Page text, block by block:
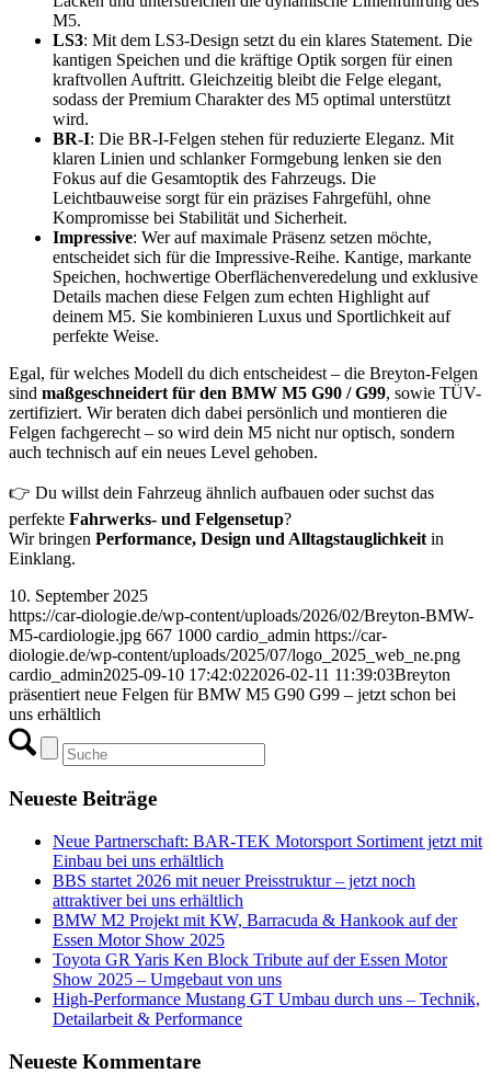
M5.
LS3: Mit dem LS3-Design setzt du ein klares Statement. Die
kantigen Speichen und die kräftige Optik sorgen für einen
kraftvollen Auftritt. Gleichzeitig bleibt die Felge elegant,
sodass der Premium Charakter des M5 optimal unterstützt
wird.
BR-I: Die BR-I-Felgen stehen für reduzierte Eleganz. Mit
klaren Linien und schlanker Formgebung lenken sie den
Fokus auf die Gesamtoptik des Fahrzeugs. Die
Leichtbauweise sorgt für ein präzises Fahrgefühl, ohne
Kompromisse bei Stabilität und Sicherheit.
Impressive: Wer auf maximale Präsenz setzen möchte,
entscheidet sich für die Impressive-Reihe. Kantige, markante
Speichen, hochwertige Oberflächenveredelung und exklusive
Details machen diese Felgen zum echten Highlight auf
deinem M5. Sie kombinieren Luxus und Sportlichkeit auf
perfekte Weise.
Egal, für welches Modell du dich entscheidest – die Breyton-Felgen
sind maßgeschneidert für den BMW M5 G90 / G99, sowie TÜV-
zertifiziert. Wir beraten dich dabei persönlich und montieren die
Felgen fachgerecht – so wird dein M5 nicht nur optisch, sondern
auch technisch auf ein neues Level gehoben.
👉 Du willst dein Fahrzeug ähnlich aufbauen oder suchst das
perfekte Fahrwerks- und Felgensetup?
Wir bringen Performance, Design und Alltagstauglichkeitin
Einklang.
10. September 2025
https://car-diologie.de/wp-content/uploads/2026/02/Breyton-BMW-
M5-cardiologie.jpg 667 1000 cardio_admin https://car-
diologie.de/wp-content/uploads/2025/07/logo_2025_web_ne.png
cardio_admin2025-09-10 17:42:022026-02-11 11:39:03Breyton
präsentiert neue Felgen für BMW M5 G90 G99 – jetzt schon bei
uns erhältlich
Neueste Beiträge
Neue Partnerschaft: BAR-TEK Motorsport Sortiment jetzt mit
Einbau bei uns erhältlich
BBS startet 2026 mit neuer Preisstruktur – jetzt noch
attraktiver bei uns erhältlich
BMW M2 Projekt mit KW, Barracuda & Hankook auf der
Essen Motor Show 2025
Toyota GR Yaris Ken Block Tribute auf der Essen Motor
Show 2025 – Umgebaut von uns
High-Performance Mustang GT Umbau durch uns – Technik,
Detailarbeit & Performance
Neueste Kommentare